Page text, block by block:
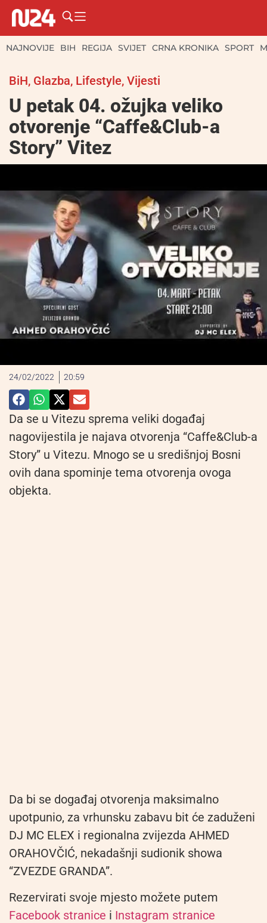
NAJNOVIJE BIH REGIJA SVIJET CRNA KRONIKA SPORT
BiH, Glazba, Lifestyle, Vijesti
U petak 04. ožujka veliko
otvorenje “Caffe&Club-a
Story” Vitez
24/02/2022 20:59
Da se u Vitezu sprema veliki događaj
nagovijestila je najava otvorenja “Caffe&Club-a
Story” u Vitezu. Mnogo se u središnjoj Bosni
ovih dana spominje tema otvorenja ovoga
objekta.
Da bi se događaj otvorenja maksimalno
upotpunio, za vrhunsku zabavu bit će zaduženi
DJ MC ELEX i regionalna zvijezda AHMED
ORAHOVČIĆ, nekadašnji sudionik showa
“ZVEZDE GRANDA”.
Rezervirati svoje mjesto možete putem
Facebook stranice i Instagram stranice